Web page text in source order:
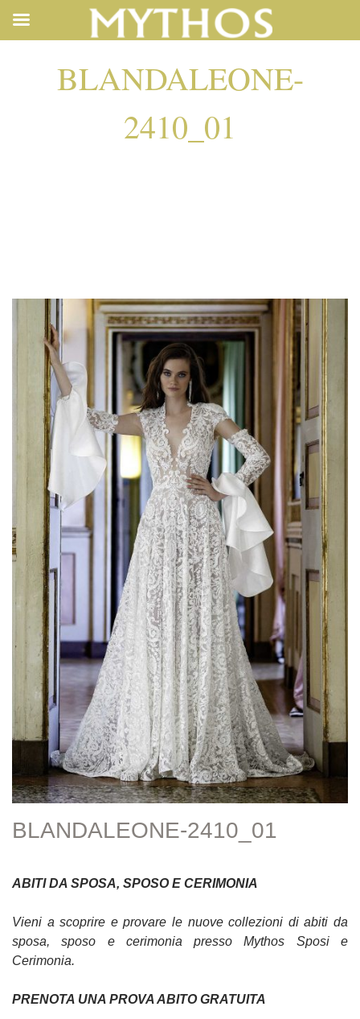
BLANDALEONE-
2410_01
BLANDALEONE-2410_01
ABITI DA SPOSA, SPOSO E CERIMONIA
Vieni a scoprire e provare le nuove collezioni di abiti da
sposa, sposo e cerimonia presso Mythos Sposi e
Cerimonia.
PRENOTA UNA PROVA ABITO GRATUITA